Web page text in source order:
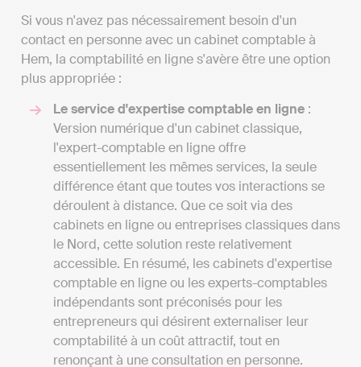
Si vous n'avez pas nécessairement besoin d'un
contact en personne avec un cabinet comptable à
Hem, la comptabilité en ligne s'avère être une option
plus appropriée :
Le service d'expertise comptable en ligne :
Version numérique d'un cabinet classique,
l'expert-comptable en ligne offre
essentiellement les mêmes services, la seule
différence étant que toutes vos interactions se
déroulent à distance. Que ce soit via des
cabinets en ligne ou entreprises classiques dans
le Nord, cette solution reste relativement
accessible. En résumé, les cabinets d'expertise
comptable en ligne ou les experts-comptables
indépendants sont préconisés pour les
entrepreneurs qui désirent externaliser leur
comptabilité à un coût attractif, tout en
renonçant à une consultation en personne.